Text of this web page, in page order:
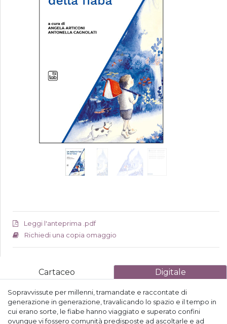
Leggi l'anteprima .pdf
Richiedi una copia omaggio
Cartaceo Digitale
Sopravvissute per millenni, tramandate e raccontate di
generazione in generazione, travalicando lo spazio e il tempo in
cui erano sorte, le fiabe hanno viaggiato e superato confini
ovunque vi fossero comunità predisposte ad ascoltarle e ad